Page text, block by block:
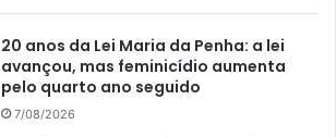
20 anos da Lei Maria da Penha: a lei
avançou, mas feminicídio aumenta
pelo quarto ano seguido
7/08/2026